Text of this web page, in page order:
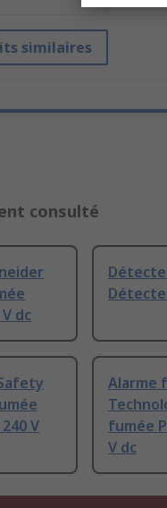
similaires
consulté
dc
V
Alarme
fumée
V dc